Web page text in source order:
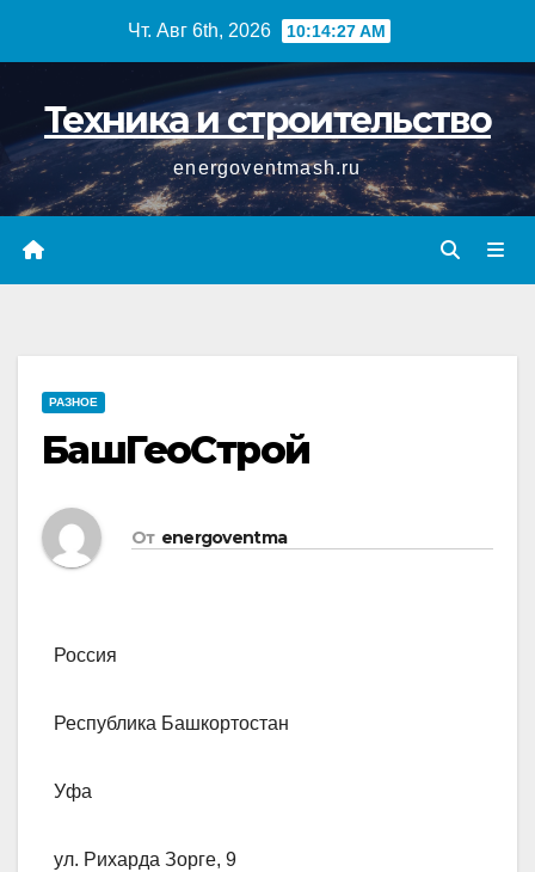
Чт. Авг 6th, 2026 10:14:28 AM
Техника и строительство
energoventmash.ru
РАЗНОЕ
БашГеоСтрой
От energoventma
Россия
Республика Башкортостан
Уфа
ул. Рихарда Зорге, 9